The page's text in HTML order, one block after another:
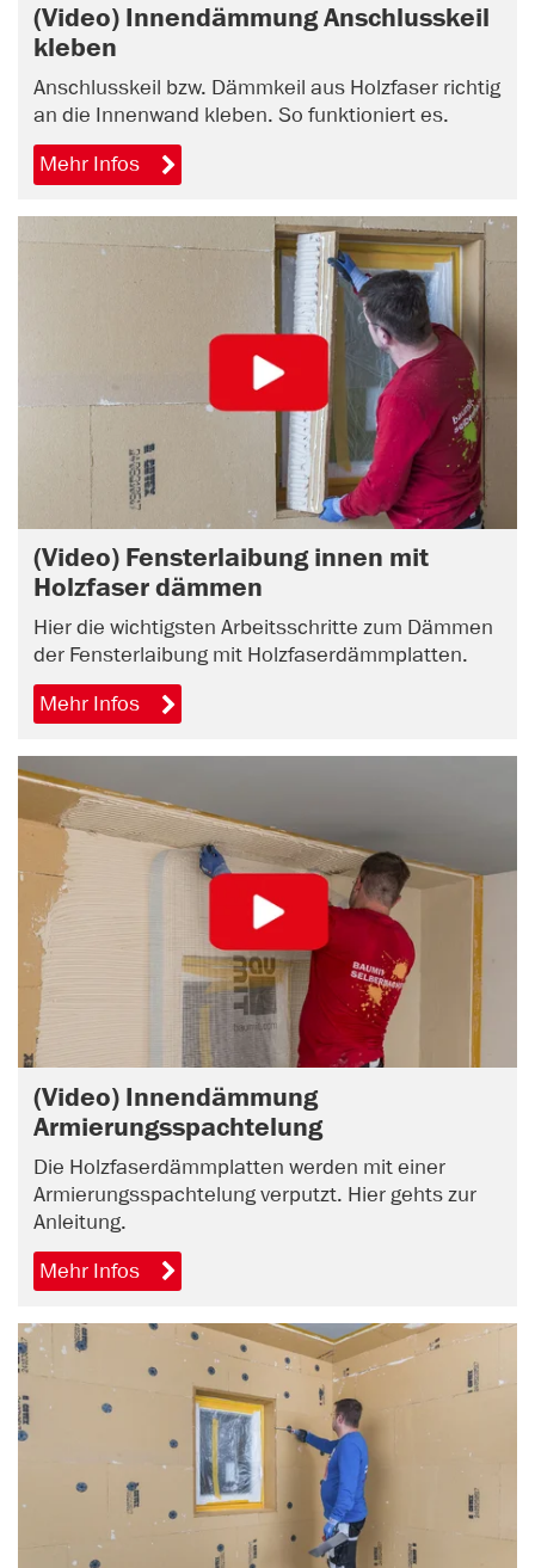
(Video) Innendämmung Anschlusskeil
kleben
Anschlusskeil bzw. Dämmkeil aus Holzfaser richtig
an die Innenwand kleben. So funktioniert es.
Mehr Infos
(Video) Fensterlaibung innen mit
Holzfaser dämmen
Hier die wichtigsten Arbeitsschritte zum Dämmen
der Fensterlaibung mit Holzfaserdämmplatten.
Mehr Infos
(Video) Innendämmung
Armierungsspachtelung
Die Holzfaserdämmplatten werden mit einer
Armierungsspachtelung verputzt. Hier gehts zur
Anleitung.
Mehr Infos